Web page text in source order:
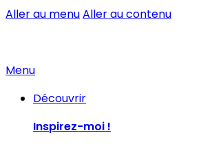
Aller au menuAller au contenu
Menu
Découvrir
Inspirez-moi !